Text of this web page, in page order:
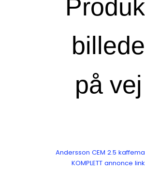
Andersson CEM 2.5
KOMPLETT annonce link